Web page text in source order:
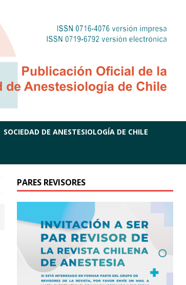
SOCIEDAD DE ANESTESIOLOGÍA DE CHILE
PARES REVISORES